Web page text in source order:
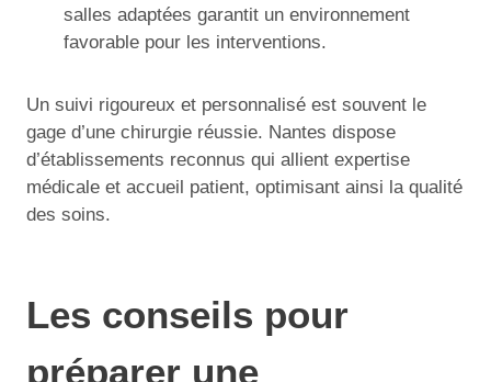
salles adaptées garantit un environnement
favorable pour les interventions.
Un suivi rigoureux et personnalisé est souvent le
gage d’une chirurgie réussie. Nantes dispose
d’établissements reconnus qui allient expertise
médicale et accueil patient, optimisant ainsi la qualité
des soins.
Les conseils pour
préparer une